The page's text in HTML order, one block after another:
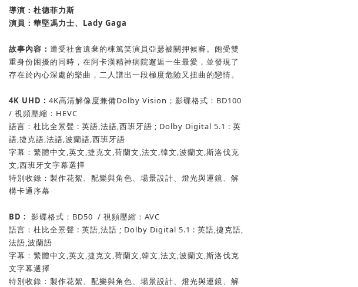
導演：杜德菲力斯
演員：華堅馮力士、Lady Gaga
故事內容： 遭受社會遺棄的棟篤笑演員亞瑟被關押候審。飽受雙
重身份困擾的同時，在阿卡漢精神病院邂逅一生最愛，並發現了
存在於內心深處的樂曲，二人譜出一段極度危險又扭曲的戀情。
4K UHD : 4K高清解像度兼備Dolby Vision；影碟格式：BD100
/ 視頻壓縮：HEVC
語言：杜比全景聲 : 英語,法語,西班牙語 ; Dolby Digital 5.1 : 英
語,捷克語,法語,波蘭語,西班牙語
字幕：繁體中文,英文,捷克文,荷蘭文,法文,韓文,波蘭文,斯洛伐克
文,西班牙文字幕選擇
特別收錄：製作花絮、配樂與角色、場景設計、燈光與運鏡、解
構卡通序幕
BD : 影碟格式：BD50 / 視頻壓縮：AVC
語言：杜比全景聲 : 英語,法語 ; Dolby Digital 5.1 : 英語,捷克語,
法語,波蘭語
字幕：繁體中文,英文,捷克文,荷蘭文,韓文,法文,波蘭文,斯洛伐克
文字幕選擇
特別收錄：製作花絮、配樂與角色、場景設計、燈光與運鏡、解